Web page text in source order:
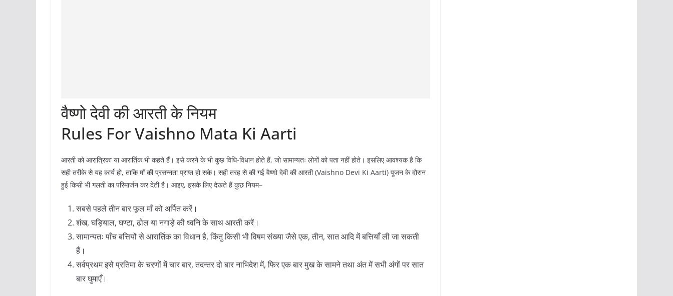
वैष्णो देवी की आरती के नियम
Rules For Vaishno Mata Ki Aarti
आरती को आरात्रिका या आरार्तिक भी कहते हैं। इसे करने के भी कुछ विधि-विधान होते हैं, जो सामान्यतः लोगों को पता नहीं होते। इसलिए आवश्यक है कि
सही तरीके से यह कार्य हो, ताकि माँ की प्रसन्नता प्राप्त हो सके। सही तरह से की गई वैष्णो देवी की आरती (Vaishno Devi Ki Aarti) पूजन के दौरान
हुई किसी भी गलती का परिमार्जन कर देती है। आइए, इसके लिए देखते हैं कुछ नियम–
सबसे पहले तीन बार फूल माँ को अर्पित करें।
शंख, घड़ियाल, घण्टा, ढोल या नगाड़े की ध्वनि के साथ आरती करें।
सामान्यतः पाँच बत्तियों से आरार्तिक का विधान है, किंतु किसी भी विषम संख्या जैसे एक, तीन, सात आदि में बत्तियाँ ली जा सकती
हैं।
सर्वप्रथम इसे प्रतिमा के चरणों में चार बार, तदन्तर दो बार नाभिदेश में, फिर एक बार मुख के सामने तथा अंत में सभी अंगों पर सात
बार घुमाएँ।